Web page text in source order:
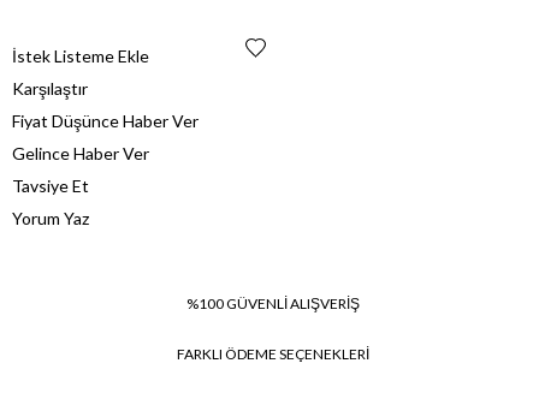
İstek Listeme Ekle
Karşılaştır
Fiyat Düşünce Haber Ver
Gelince Haber Ver
Tavsiye Et
Yorum Yaz
%100 GÜVENLİ ALIŞVERİŞ
FARKLI ÖDEME SEÇENEKLERİ